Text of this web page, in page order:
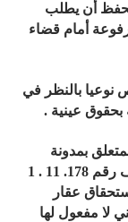
أن يطلب
أمام قضاء
نوعيا بالنظر في
بحقوق عينية .
13 من القانون رقم 08. 39 المتعلق بمدونة
الحقوق العينية الصادر بتنفيذها الظهير الشريف رقم 178. 11 . 1
إلى استحقاق عقار
لا مفعول لها